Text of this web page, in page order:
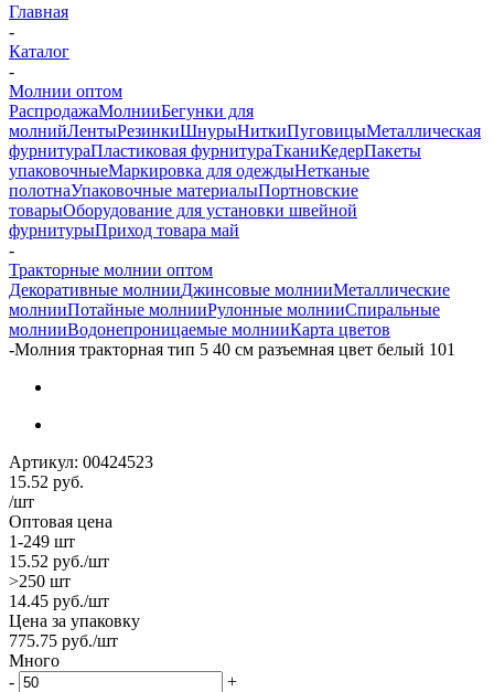
Главная
-
Каталог
-
Молнии оптом
РаспродажаМолнииБегунки для
молнийЛентыРезинкиШнурыНиткиПуговицыМеталлическая
фурнитураПластиковая фурнитураТканиКедерПакеты
упаковочныеМаркировка для одеждыНетканые
полотнаУпаковочные материалыПортновские
товарыОборудование для установки швейной
фурнитурыПриход товара май
-
Тракторные молнии оптом
Декоративные молнииДжинсовые молнииМеталлические
молнииПотайные молнииРулонные молнииСпиральные
молнииВодонепроницаемые молнииКарта цветов
-Молния тракторная тип 5 40 см разъемная цвет белый 101
Артикул: 00424523
15.52 руб.
/шт
Оптовая цена
1-249 шт
15.52 руб./шт
>250 шт
14.45 руб./шт
Цена за упаковку
775.75 руб./шт
Много
-
+